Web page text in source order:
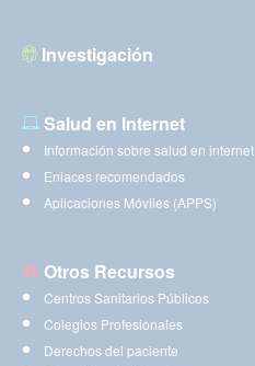
Investigación
Salud en Internet
Información sobre salud en internet
Enlaces recomendados
Aplicaciones Móviles (APPS)
Otros Recursos
Centros Sanitarios Públicos
Colegios Profesionales
Derechos del paciente